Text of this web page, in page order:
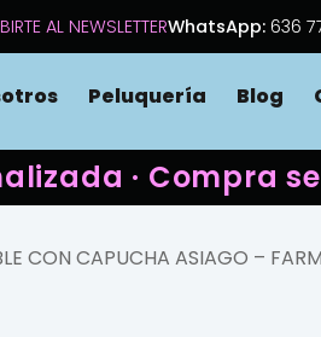
AL NEWSLETTERWhatsApp: 636
Peluquería Blog
· Compra
CON CAPUCHA ASIAGO –